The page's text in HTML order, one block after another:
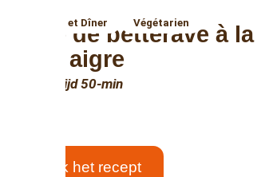
de betterave à la
aigre
50-min
Ontdek het recept
Déjeuner et Dîner Végétarien